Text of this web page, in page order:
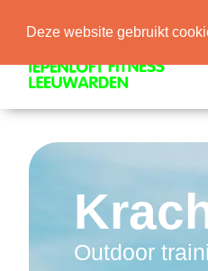
Deze website gebruikt
Outdoor